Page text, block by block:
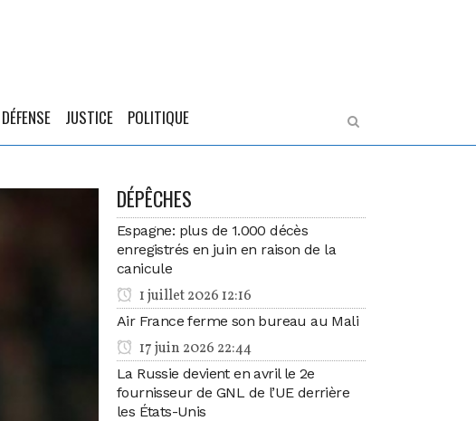
DÉFENSE JUSTICE POLITIQUE
DÉPÊCHES
Espagne: plus de 1.000 décès
enregistrés en juin en raison de la
canicule
1 juillet 2026 12:16
Air France ferme son bureau au Mali
17 juin 2026 22:44
La Russie devient en avril le 2e
fournisseur de GNL de l’UE derrière
les États-Unis